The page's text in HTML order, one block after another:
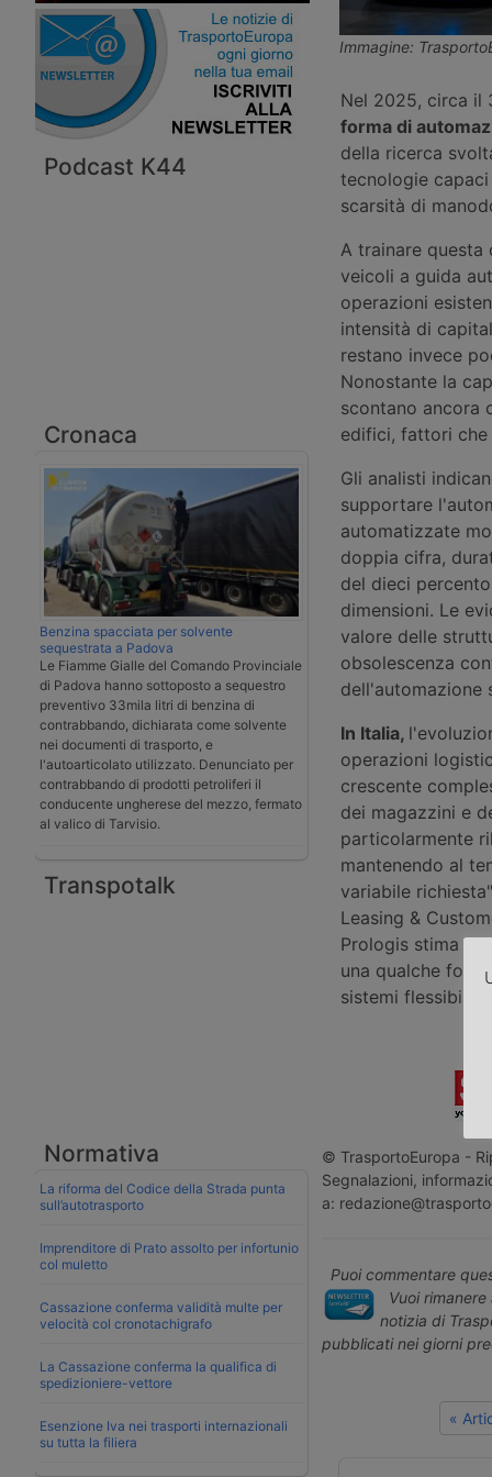
Podcast K44
Cronaca
Benzina spacciata per solvente
sequestrata a Padova
Le Fiamme Gialle del Comando Provinciale
di Padova hanno sottoposto a sequestro
preventivo 33mila litri di benzina di
contrabbando, dichiarata come solvente
nei documenti di trasporto, e
l'autoarticolato utilizzato. Denunciato per
contrabbando di prodotti petroliferi il
conducente ungherese del mezzo, fermato
al valico di Tarvisio.
Transpotalk
Normativa
La riforma del Codice della Strada punta
sull’autotrasporto
Imprenditore di Prato assolto per infortunio
col muletto
Cassazione conferma validità multe per
velocità col cronotachigrafo
La Cassazione conferma la qualifica di
spedizioniere-vettore
Esenzione Iva nei trasporti internazionali
su tutta la filiera
Immagine:
Nel 2025, circa il
forma di
della ricerca
tecnologie
scarsità di
A trainare
veicoli a guida
operazioni
intensità di
restano invece
Nonostante la
scontano ancora
edifici, fattori che
Gli analisti
supportare
automatizzate
doppia cifra,
del dieci
dimensioni. Le
valore delle
obsolescenza
dell'automazione
In Italia,
operazioni
crescente
dei magazzini e
particolarmente
mantenendo al
variabile
Leasing &
Prologis stima
una qualche
sistemi flessibili,
© TrasportoEuropa -
Segnalazioni,
a:
Puoi commentare
Vuoi
notizia di
pubblicati nei giorni
«